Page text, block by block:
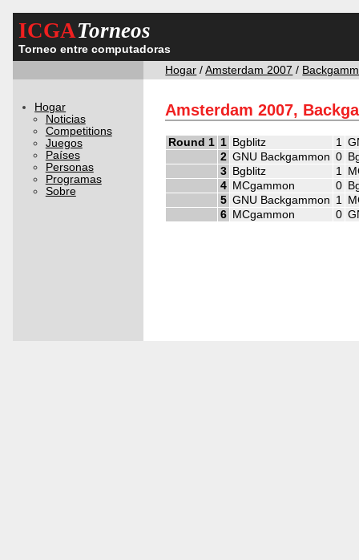
ICGATorneos
Torneo entre computadoras
Hogar /Amsterdam 2007 /
Hogar
Noticias
Competitions
Juegos
Países
Personas
Programas
Sobre
Amsterdam 2007,
Round 1 1 Bgblitz 1
2 GNU Backgammon 0
3 Bgblitz 1
4 MCgammon 0
5 GNU Backgammon 1
6 MCgammon 0